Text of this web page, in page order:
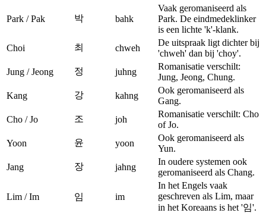
Park / Pak 박 bahk
Vaak geromaniseerd als
Park. De eindmedeklinker
is een lichte 'k'-klank.
Choi
최 chweh
De uitspraak ligt dichter bij
'chweh' dan bij 'choy'.
Jung / Jeong
정 juhng
Romanisatie verschilt:
Jung, Jeong, Chung.
Kang
강 kahng
Ook geromaniseerd als
Gang.
Cho / Jo
조 joh
Romanisatie verschilt: Cho
of Jo.
Yoon
윤 yoon
Ook geromaniseerd als
Yun.
Jang
장 jahng
In oudere systemen ook
geromaniseerd als Chang.
Lim / Im 임 im
In het Engels vaak
geschreven als Lim, maar
in het Koreaans is het '임'.